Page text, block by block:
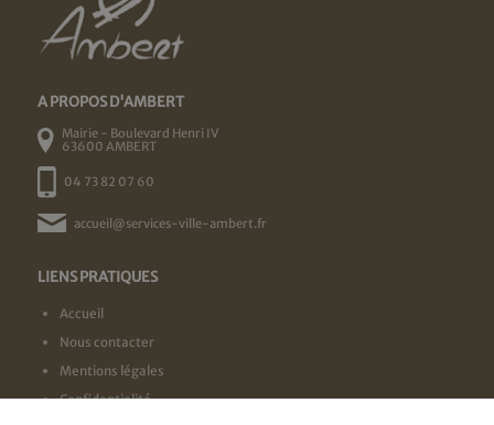
A PROPOS D'AMBERT
Mairie - Boulevard Henri IV
63600 AMBERT
04 73 82 07 60
accueil@services-ville-ambert.fr
LIENS PRATIQUES
Accueil
Nous contacter
Mentions légales
Confidentialité